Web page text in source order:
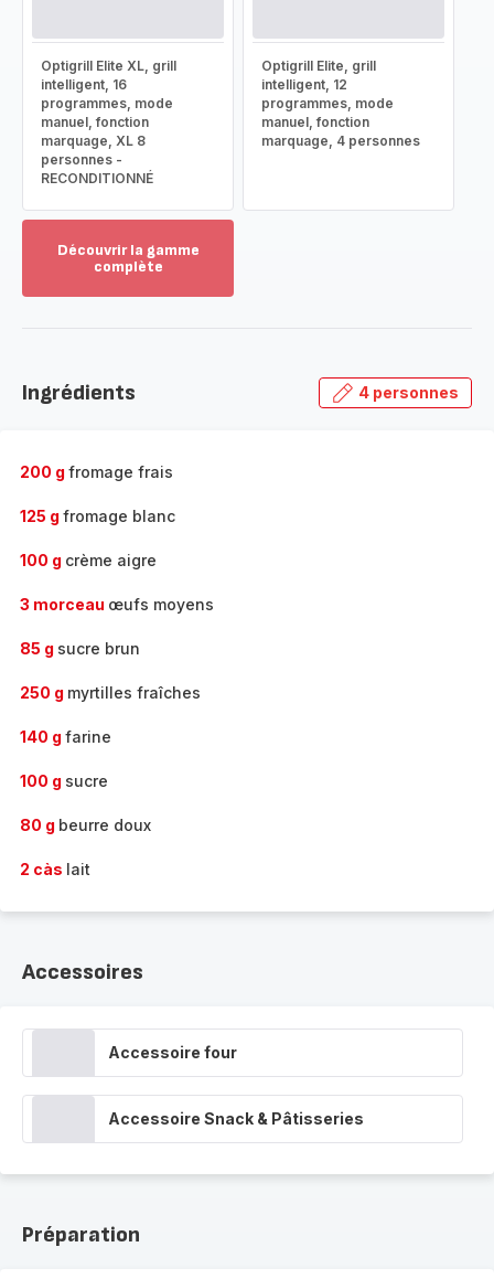
Optigrill Elite XL, grill
intelligent, 16
programmes, mode
manuel, fonction
marquage, XL 8
personnes -
RECONDITIONNÉ
Optigrill Elite, grill
intelligent, 12
programmes, mode
manuel, fonction
marquage, 4 personnes
Découvrir la gamme
complète
gamme
Ingrédients 4 personnes
200 g fromage frais
125 g fromage blanc
100 g crème aigre
3 morceau œufs moyens
85 g sucre brun
250 g myrtilles fraîches
140 g farine
100 g sucre
80 g beurre doux
2 càs lait
Accessoires
Accessoire four
Accessoire Snack & Pâtisseries
Préparation